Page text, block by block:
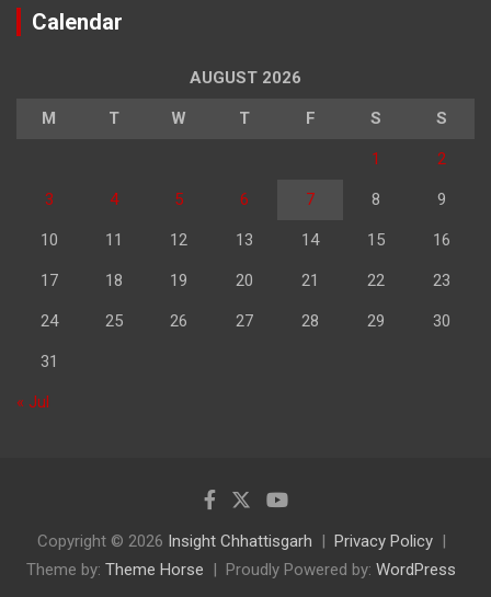
Calendar
AUGUST 2026
M T W T F S S
1 2
3 4 5 6 7 8 9
10 11 12 13 14 15 16
17 18 19 20 21 22 23
24 25 26 27 28 29 30
31
« Jul
Copyright © 2026 Insight Chhattisgarh
Privacy Policy
Theme by: Theme Horse Proudly Powered by: WordPress